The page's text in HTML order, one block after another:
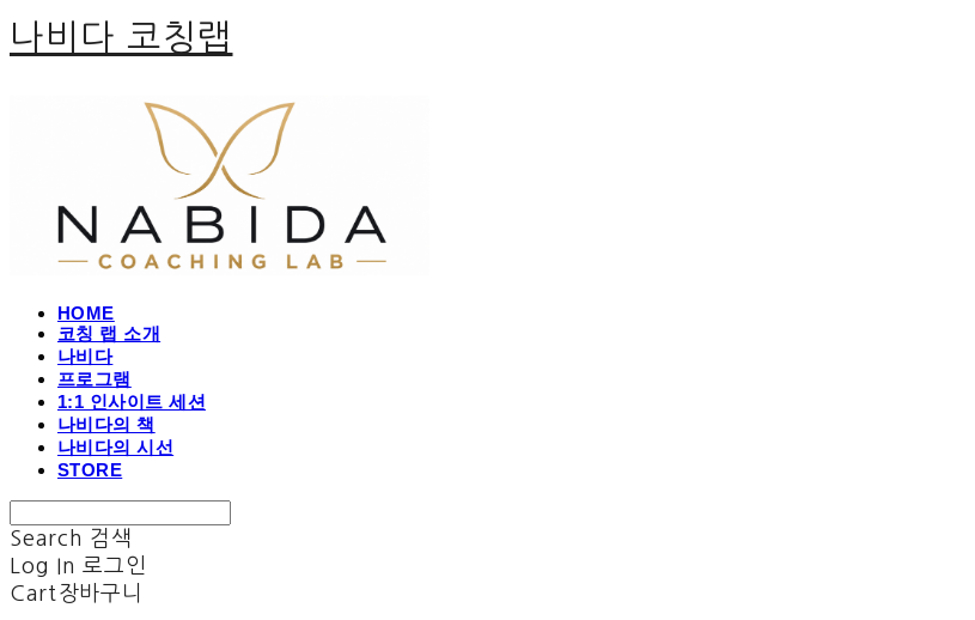
나비다 코칭랩
HOME
코칭 랩 소개
나비다
프로그램
1:1 인사이트 세션
나비다의 책
나비다의 시선
STORE
Search 검색
Log In 로그인
Cart장바구니